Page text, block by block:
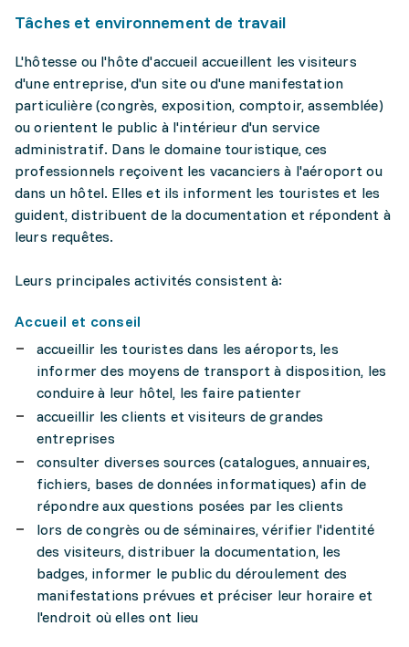
Tâches et environnement de travail
L'hôtesse ou l'hôte d'accueil accueillent les visiteurs
d'une entreprise, d'un site ou d'une manifestation
particulière (congrès, exposition, comptoir, assemblée)
ou orientent le public à l'intérieur d'un service
administratif. Dans le domaine touristique, ces
professionnels reçoivent les vacanciers à l'aéroport ou
dans un hôtel. Elles et ils informent les touristes et les
guident, distribuent de la documentation et répondent à
leurs requêtes.
Leurs principales activités consistent à:
Accueil et conseil
accueillir les touristes dans les aéroports, les
informer des moyens de transport à disposition, les
conduire à leur hôtel, les faire patienter
accueillir les clients et visiteurs de grandes
entreprises
consulter diverses sources (catalogues, annuaires,
fichiers, bases de données informatiques) afin de
répondre aux questions posées par les clients
lors de congrès ou de séminaires, vérifier l'identité
des visiteurs, distribuer la documentation, les
badges, informer le public du déroulement des
manifestations prévues et préciser leur horaire et
l'endroit où elles ont lieu